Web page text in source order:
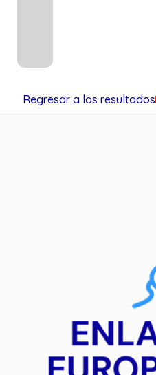
Regresar a los resultados